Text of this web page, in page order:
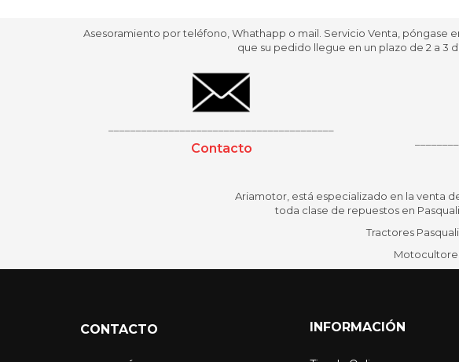
Asesoramiento por teléfono, Whathapp o mail. Servicio Venta,
que su pedido llegue en un plazo de 2 a 3
Contacto
Ariamotor , está especializado en la venta
toda clase de repuestos en
Tractores Pasquali
Motocultores
CONTACTO INFORMACIÓN